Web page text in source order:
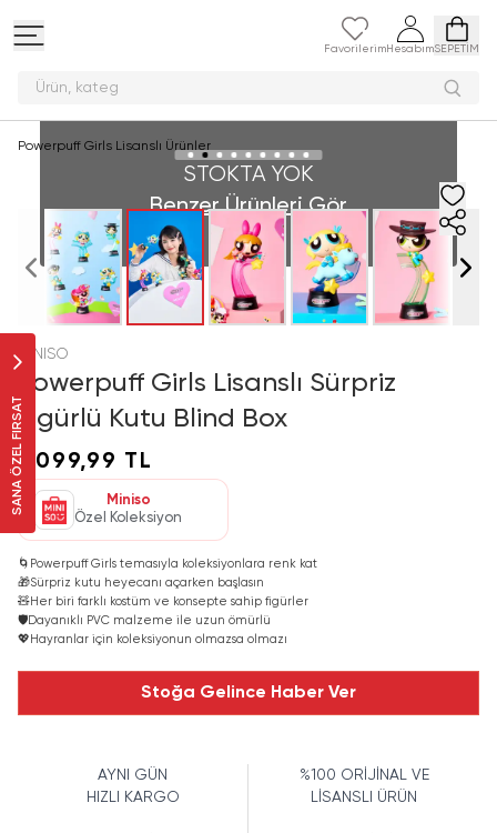
Favorilerim HesabımSEPETİM
Ürün,
SANA ÖZEL FIRSAT
Powerpuff Girls Lisanslı Ürünler
STOKTA YOK
Benzer Ürünleri Gör
MINISO
Powerpuff Girls Lisanslı Sürpriz
Figürlü Kutu Blind Box
1.099,99 TL
Miniso
Özel Koleksiyon
🌀 Powerpuff Girls temasıyla koleksiyonlara renk kat
🎁Sürpriz kutu heyecanı açarken başlasın
🧸Her biri farklı kostüm ve konsepte sahip figürler
🛡️Dayanıklı PVC malzeme ile uzun ömürlü
💖 Hayranlar için koleksiyonun olmazsa olmazı
Stoğa Gelince Haber Ver
AYNI GÜN
HIZLI KARGO
%100 ORİJİNAL VE
LİSANSLI ÜRÜN